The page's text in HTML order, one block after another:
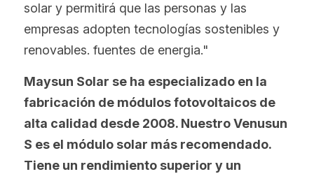
solar y permitirá que las personas y las
empresas adopten tecnologías sostenibles y
renovables. fuentes de energia."
Maysun Solar se ha especializado en la
fabricación de módulos fotovoltaicos de
alta calidad desde 2008. Nuestro Venusun
S es el módulo solar más recomendado.
Tiene un rendimiento superior y un